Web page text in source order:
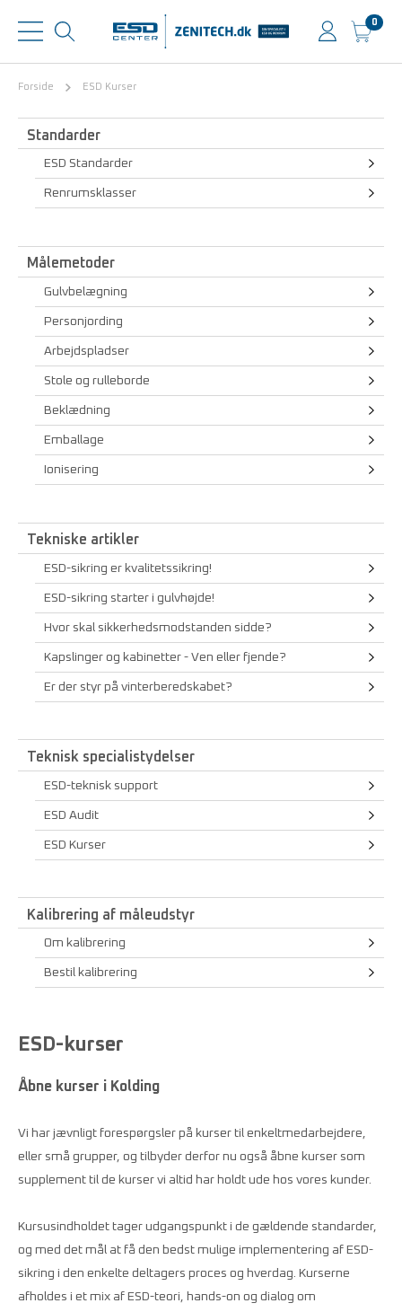
0
Forside ESD Kurser
Standarder
ESD Standarder
Renrumsklasser
Målemetoder
Gulvbelægning
Personjording
Arbejdspladser
Stole og rulleborde
Beklædning
Emballage
Ionisering
Tekniske artikler
ESD-sikring er kvalitetssikring!
ESD-sikring starter i gulvhøjde!
Hvor skal sikkerhedsmodstanden sidde?
Kapslinger og kabinetter - Ven eller fjende?
Er der styr på vinterberedskabet?
Teknisk specialistydelser
ESD-teknisk support
ESD Audit
ESD Kurser
Kalibrering af måleudstyr
Om kalibrering
Bestil kalibrering
ESD-kurser
Åbne kurser i Kolding
Vi har jævnligt forespørgsler på kurser til enkeltmedarbejdere,
eller små grupper, og tilbyder derfor nu også åbne kurser som
supplement til de kurser vi altid har holdt ude hos vores kunder.
Kursusindholdet tager udgangspunkt i de gældende standarder,
og med det mål at få den bedst mulige implementering af ESD-
sikring i den enkelte deltagers proces og hverdag. Kurserne
afholdes i et mix af ESD-teori, hands-on og dialog om